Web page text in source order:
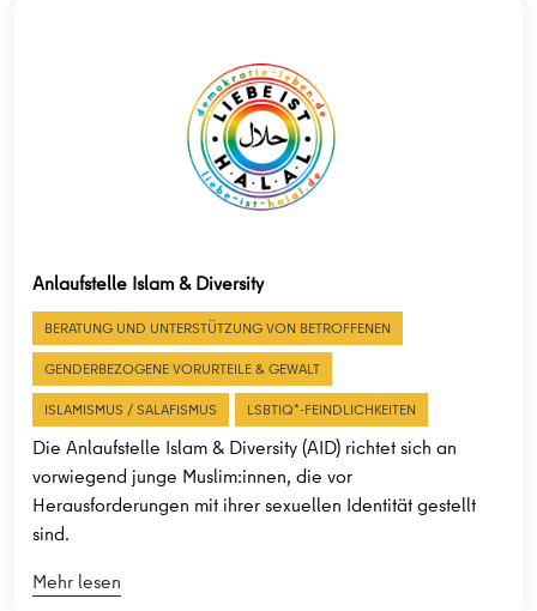
Anlaufstelle Islam & Diversity
BERATUNG UND UNTERSTÜTZUNG VON BETROFFENEN
GENDERBEZOGENE VORURTEILE & GEWALT
ISLAMISMUS / SALAFISMUS
LSBTIQ*-FEINDLICHKEITEN
Die Anlaufstelle Islam & Diversity (AID) richtet sich an
vorwiegend junge Muslim:innen, die vor
Herausforderungen mit ihrer sexuellen Identität gestellt
sind.
Mehr lesen